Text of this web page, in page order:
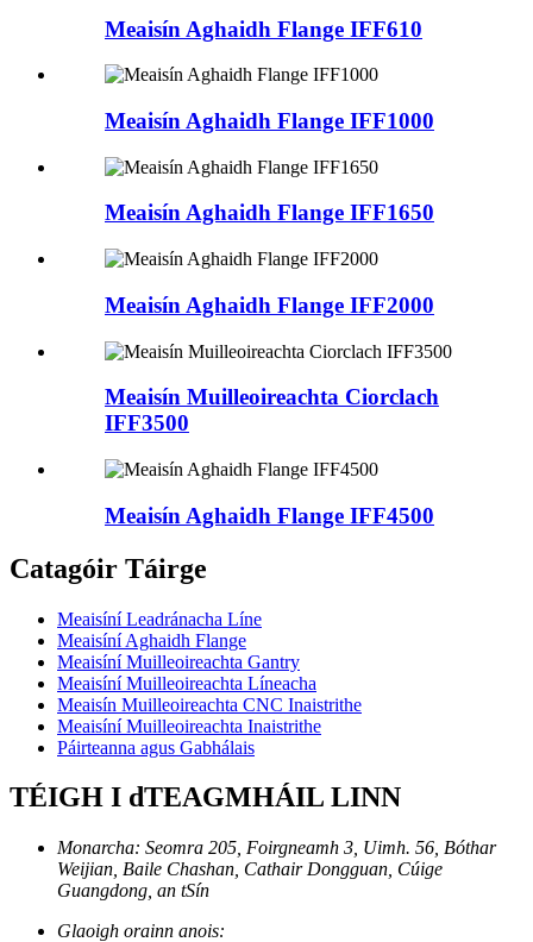
Meaisín Aghaidh Flange IFF610
Meaisín Aghaidh Flange IFF1000
Meaisín Aghaidh Flange IFF1650
Meaisín Aghaidh Flange IFF2000
Meaisín Muilleoireachta Ciorclach
IFF3500
Meaisín Aghaidh Flange IFF4500
Catagóir Táirge
Meaisíní Leadránacha Líne
Meaisíní Aghaidh Flange
Meaisíní Muilleoireachta Gantry
Meaisíní Muilleoireachta Líneacha
Meaisín Muilleoireachta CNC Inaistrithe
Meaisíní Muilleoireachta Inaistrithe
Páirteanna agus Gabhálais
TÉIGH I dTEAGMHÁIL LINN
Monarcha: Seomra 205, Foirgneamh 3, Uimh. 56, Bóthar
Weijian, Baile Chashan, Cathair Dongguan, Cúige
Guangdong, an tSín
Glaoigh orainn anois: